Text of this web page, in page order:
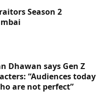
Season 2
Dhawan says Gen Z
“Audiences today
are not perfect”